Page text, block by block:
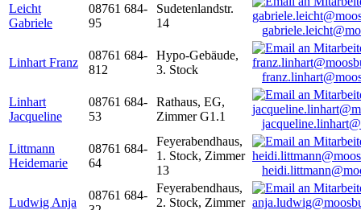
Leicht
Gabriele
08761 684-
95
Sudetenlandstr.
14
Linhart Franz
08761 684-
812
Hypo-Gebäude,
3. Stock
Linhart
Jacqueline
08761 684-
53
Rathaus, EG,
Zimmer G1.1
Littmann
Heidemarie
08761 684-
64
Feyerabendhaus,
1. Stock, Zimmer
13
Ludwig Anja
08761 684-
Feyerabendhaus,
2. Stock, Zimmer